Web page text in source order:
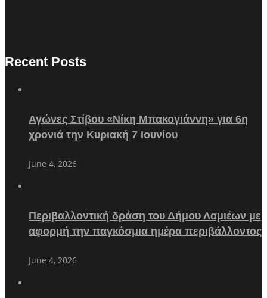
Recent Posts
Αγώνες Στίβου «Νίκη Μπακογιάννη» για 6η
χρονιά την Κυριακή 7 Ιουνίου
June 4, 2026
Περιβαλλοντική δράση του Δήμου Λαμιέων με
αφορμή την παγκόσμια ημέρα περιβάλλοντος
June 4, 2026